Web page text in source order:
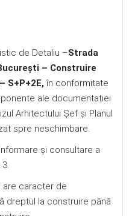
de Detaliu –Strada
– Construire
S+P+2E,în conformitate
ale documentației
Arhitectului Șef și Planul
spre neschimbare.
şi consultare a
are caracter de
dreptul la construire până